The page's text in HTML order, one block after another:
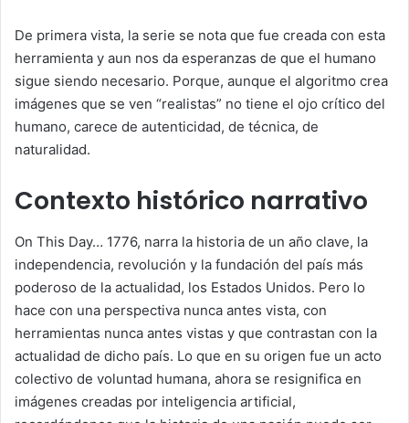
De primera vista, la serie se nota que fue creada con esta
herramienta y aun nos da esperanzas de que el humano
sigue siendo necesario. Porque, aunque el algoritmo crea
imágenes que se ven “realistas” no tiene el ojo crítico del
humano, carece de autenticidad, de técnica, de
naturalidad.
Contexto histórico narrativo
On This Day… 1776, narra la historia de un año clave, la
independencia, revolución y la fundación del país más
poderoso de la actualidad, los Estados Unidos. Pero lo
hace con una perspectiva nunca antes vista, con
herramientas nunca antes vistas y que contrastan con la
actualidad de dicho país. Lo que en su origen fue un acto
colectivo de voluntad humana, ahora se resignifica en
imágenes creadas por inteligencia artificial,